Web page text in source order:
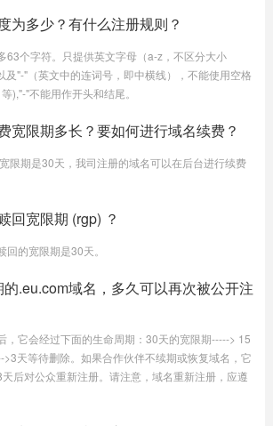
为多少？有什么注册规则？
63个字符。只提供英文字母（a-z，不区分大小
及"-"（英文中的连词号，即中横线），不能使用空格
),"-"不能用作开头和结尾。
宽限期多长？要如何进行域名续费？
限期是30天，我司注册的域名可以在后台进行续费
回宽限期 (rgp) ？
的宽限期是30天。
.eu.com域名，多久可以再次被公开注
，它会经过下面的生命周期：30天的宽限期-----> 15
天等待删除。如果合作伙伴不续期或恢复域名，它
后对公众重新注册。请注意，域名重新注册，应遵